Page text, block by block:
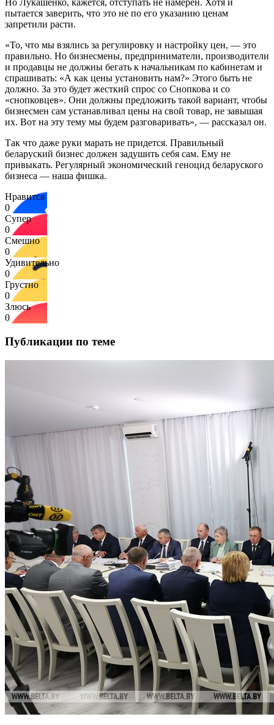
Но Лукашенко, кажется, отступать не намерен. Хотя и
пытается заверить, что это не по его указанию ценам
запретили расти.
«То, что мы взялись за регулировку и настройку цен, — это
правильно. Но бизнесмены, предприниматели, производители
и продавцы не должны бегать к начальникам по кабинетам и
спрашивать: «А как цены установить нам?» Этого быть не
должно. За это будет жесткий спрос со Снопкова и со
«снопковцев». Они должны предложить такой вариант, чтобы
бизнесмен сам устанавливал цены на свой товар, не завышая
их. Вот на эту тему мы будем разговаривать», — рассказал он.
Так что даже руки марать не придется. Правильный
беларуский бизнес должен задушить себя сам. Ему не
привыкать. Регулярный экономический геноцид беларуского
бизнеса — наша фишка.
Нравится
0
Супер
0
Смешно
0
Удивительно
0
Грустно
0
Злюсь
0
Публикации по теме